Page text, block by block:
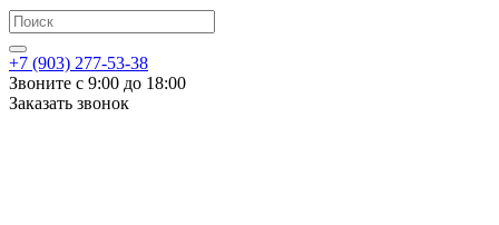
+7 (903) 277-53-38
Звоните с 9:00 до 18:00
Заказать звонок